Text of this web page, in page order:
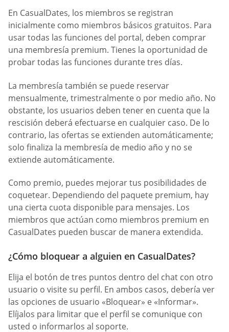
En СasualDates, los miembros se registran
inicialmente como miembros básicos gratuitos. Para
usar todas las funciones del portal, deben comprar
una membresía premium. Tienes la oportunidad de
probar todas las funciones durante tres días.
La membresía también se puede reservar
mensualmente, trimestralmente o por medio año. No
obstante, los usuarios deben tener en cuenta que la
rescisión deberá efectuarse en cualquier caso. De lo
contrario, las ofertas se extienden automáticamente;
solo finaliza la membresía de medio año y no se
extiende automáticamente.
Como premio, puedes mejorar tus posibilidades de
coquetear. Dependiendo del paquete premium, hay
una cierta cuota disponible para mensajes. Los
miembros que actúan como miembros premium en
СasualDates pueden buscar de manera extendida.
¿Cómo bloquear a alguien en CasualDates?
Elija el botón de tres puntos dentro del chat con otro
usuario o visite su perfil. En ambos casos, debería ver
las opciones de usuario «Bloquear» e «Informar».
Elíjalos para limitar que el perfil se comunique con
usted o informarlos al soporte.